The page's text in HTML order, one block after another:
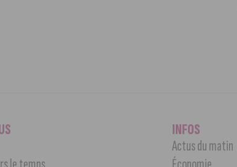
INFOS
Actus du matin